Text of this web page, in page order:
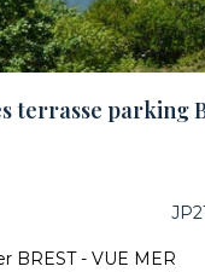
terrasse parking
BREST - VUE MER